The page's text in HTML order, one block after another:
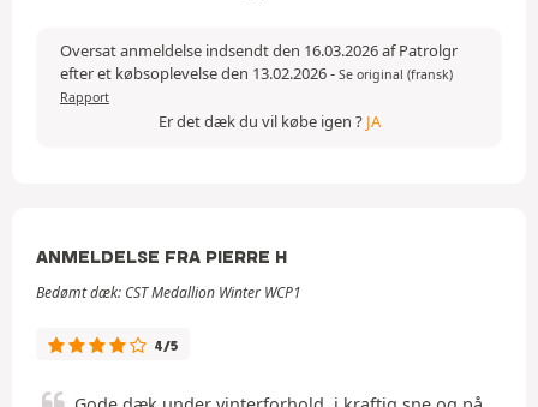
Oversat anmeldelse indsendt den 16.03.2026 af Patrolgr
efter et købsoplevelse den 13.02.2026- Se original (fransk)
Rapport
Er det dæk du vil købe igen ? JA
ANMELDELSE FRA PIERRE H
Bedømt dæk: CST Medallion Winter WCP1
4/5